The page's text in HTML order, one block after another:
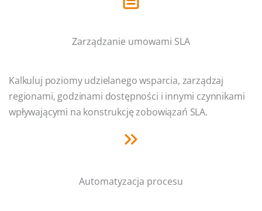
Zarządzanie umowami SLA
Kalkuluj poziomy udzielanego wsparcia, zarządzaj
regionami, godzinami dostępności i innymi czynnikami
wpływającymi na konstrukcję zobowiązań SLA.
Automatyzacja procesu